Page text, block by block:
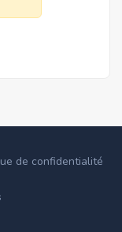
de confidentialité